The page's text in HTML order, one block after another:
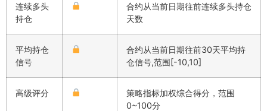
连续多头
持仓
合约从当前日期往前连续多头持仓
天数
平均持仓
信号
合约从当前日期往前30天平均持
仓信号,范围[-10,10]
高级评分
策略指标加权综合得分，范围
0~100分